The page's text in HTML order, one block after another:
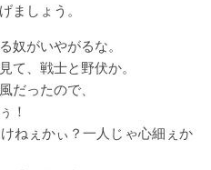
ましょう。
奴がいやがるな。
て、戦士と野伏か。
だったので、
！
ねぇかぃ？一人じゃ心細ぇか